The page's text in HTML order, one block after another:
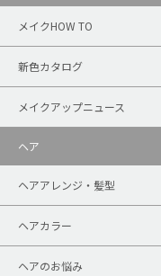
メイクHOW TO
新色カタログ
メイクアップニュース
ヘア
ヘアアレンジ・髪型
ヘアカラー
ヘアのお悩み